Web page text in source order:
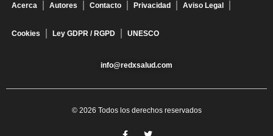
Acerca Autores Contacto Privacidad Aviso Legal
Cookies Ley GDPR / RGPD UNESCO
info@redxsalud.com
© 2026 Todos los derechos reservados